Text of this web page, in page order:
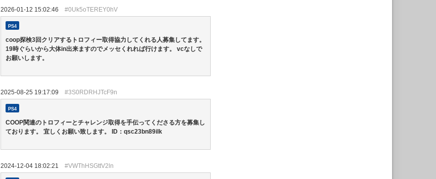
2026-01-12 15:02:46 #0Uk5oTEREY0hV
PS4
coop探検3回クリアするトロフィー取得協力してくれる人募集してます。
19時ぐらいから大体in出来ますのでメッセくれれば行けます。 vcなしで
お願いします。
2025-08-25 19:17:09 #3S0RDRHJTcF9n
PS4
COOP関連のトロフィーとチャレンジ取得を手伝ってくださる方を募集し
ております。 宜しくお願い致します。 ID：qsc23bn89ilk
2024-12-04 18:02:21 #VWThHSGttV2ln